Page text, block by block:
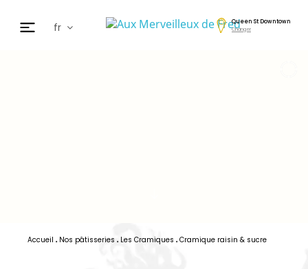
fr
Queen St Downtown
Changer
Accueil Nos pâtisseries Les Cramiques Cramique raisin & sucre